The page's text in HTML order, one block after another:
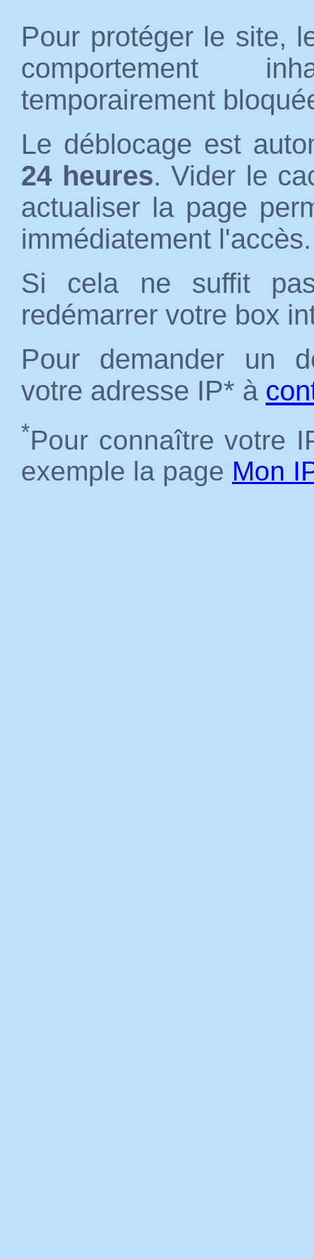
Pour protéger le site,
comportement
temporairement
Le déblocage est
24 heures. Vider le
actualiser la page
immédiatement l'accès.
Si cela ne suffit
redémarrer votre box
Pour demander un
votre adresse IP* à
*Pour connaître votre
exemple la page Mon